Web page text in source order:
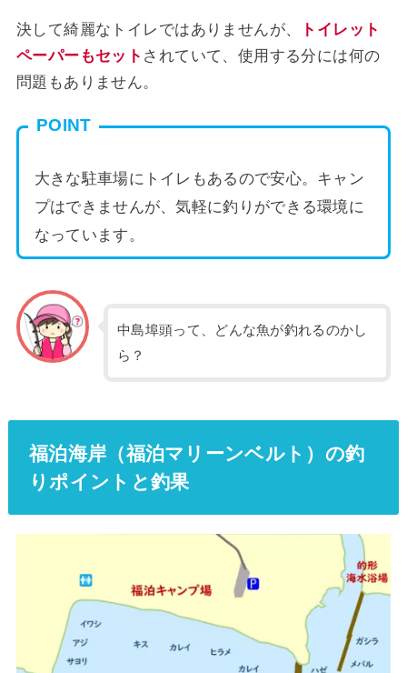
決して綺麗なトイレではありませんが、
トイレット
ペーパーもセット されていて、使用する分には何の
問題もありません。
POINT
大きな駐車場にトイレもあるので安心。キャン
プはできませんが、気軽に釣りができる環境に
なっています。
中島埠頭って、どんな魚が釣れるのかし
ら？
福泊海岸（福泊マリーンベルト）の釣
りポイントと釣果